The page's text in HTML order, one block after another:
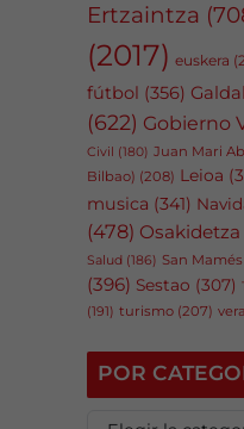
Ertzaintza
(2017) euskera
fútbol (356)
(622) Gobierno
Civil (180) Juan Mari
Bilbao) (208) Leioa
musica (341)
(478) Osakidetza
Salud (186) San Mamés
(396) Sestao (307)
(191) turismo (207)
POR